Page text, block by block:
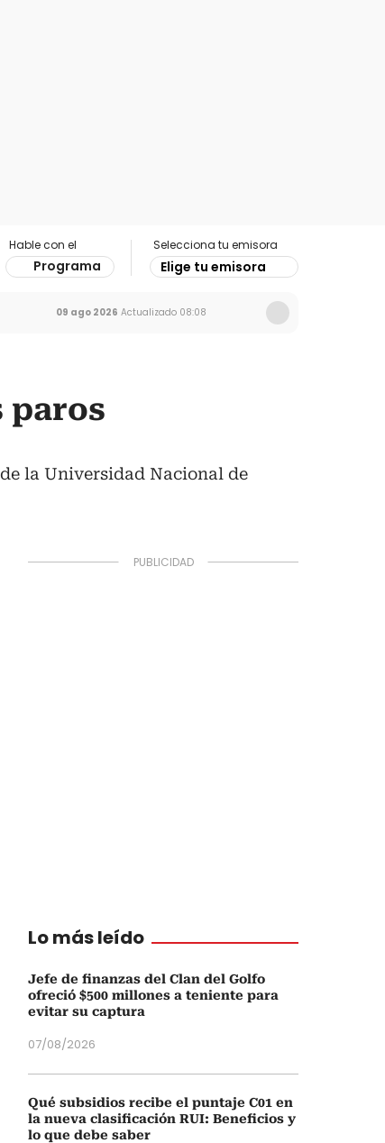
Hable con el
Programa
Selecciona tu emisora
Elige tu emisora
09 ago 2026 Actualizado 08:08
paros
la Universidad Nacional de
Lo más leído
Jefe de finanzas del Clan del Golfo
ofreció $500 millones a teniente para
evitar su captura
07/08/2026
Qué subsidios recibe el puntaje C01 en
la nueva clasificación RUI: Beneficios y
lo que debe saber